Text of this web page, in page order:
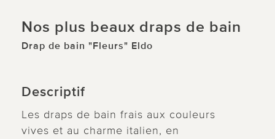
Nos plus beaux draps de bain
Drap de bain "Fleurs" Eldo
Descriptif
Les draps de bain frais aux couleurs
vives et au charme italien, en